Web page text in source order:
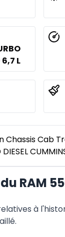
L
Chassis Cab
DIESEL
RAM
à